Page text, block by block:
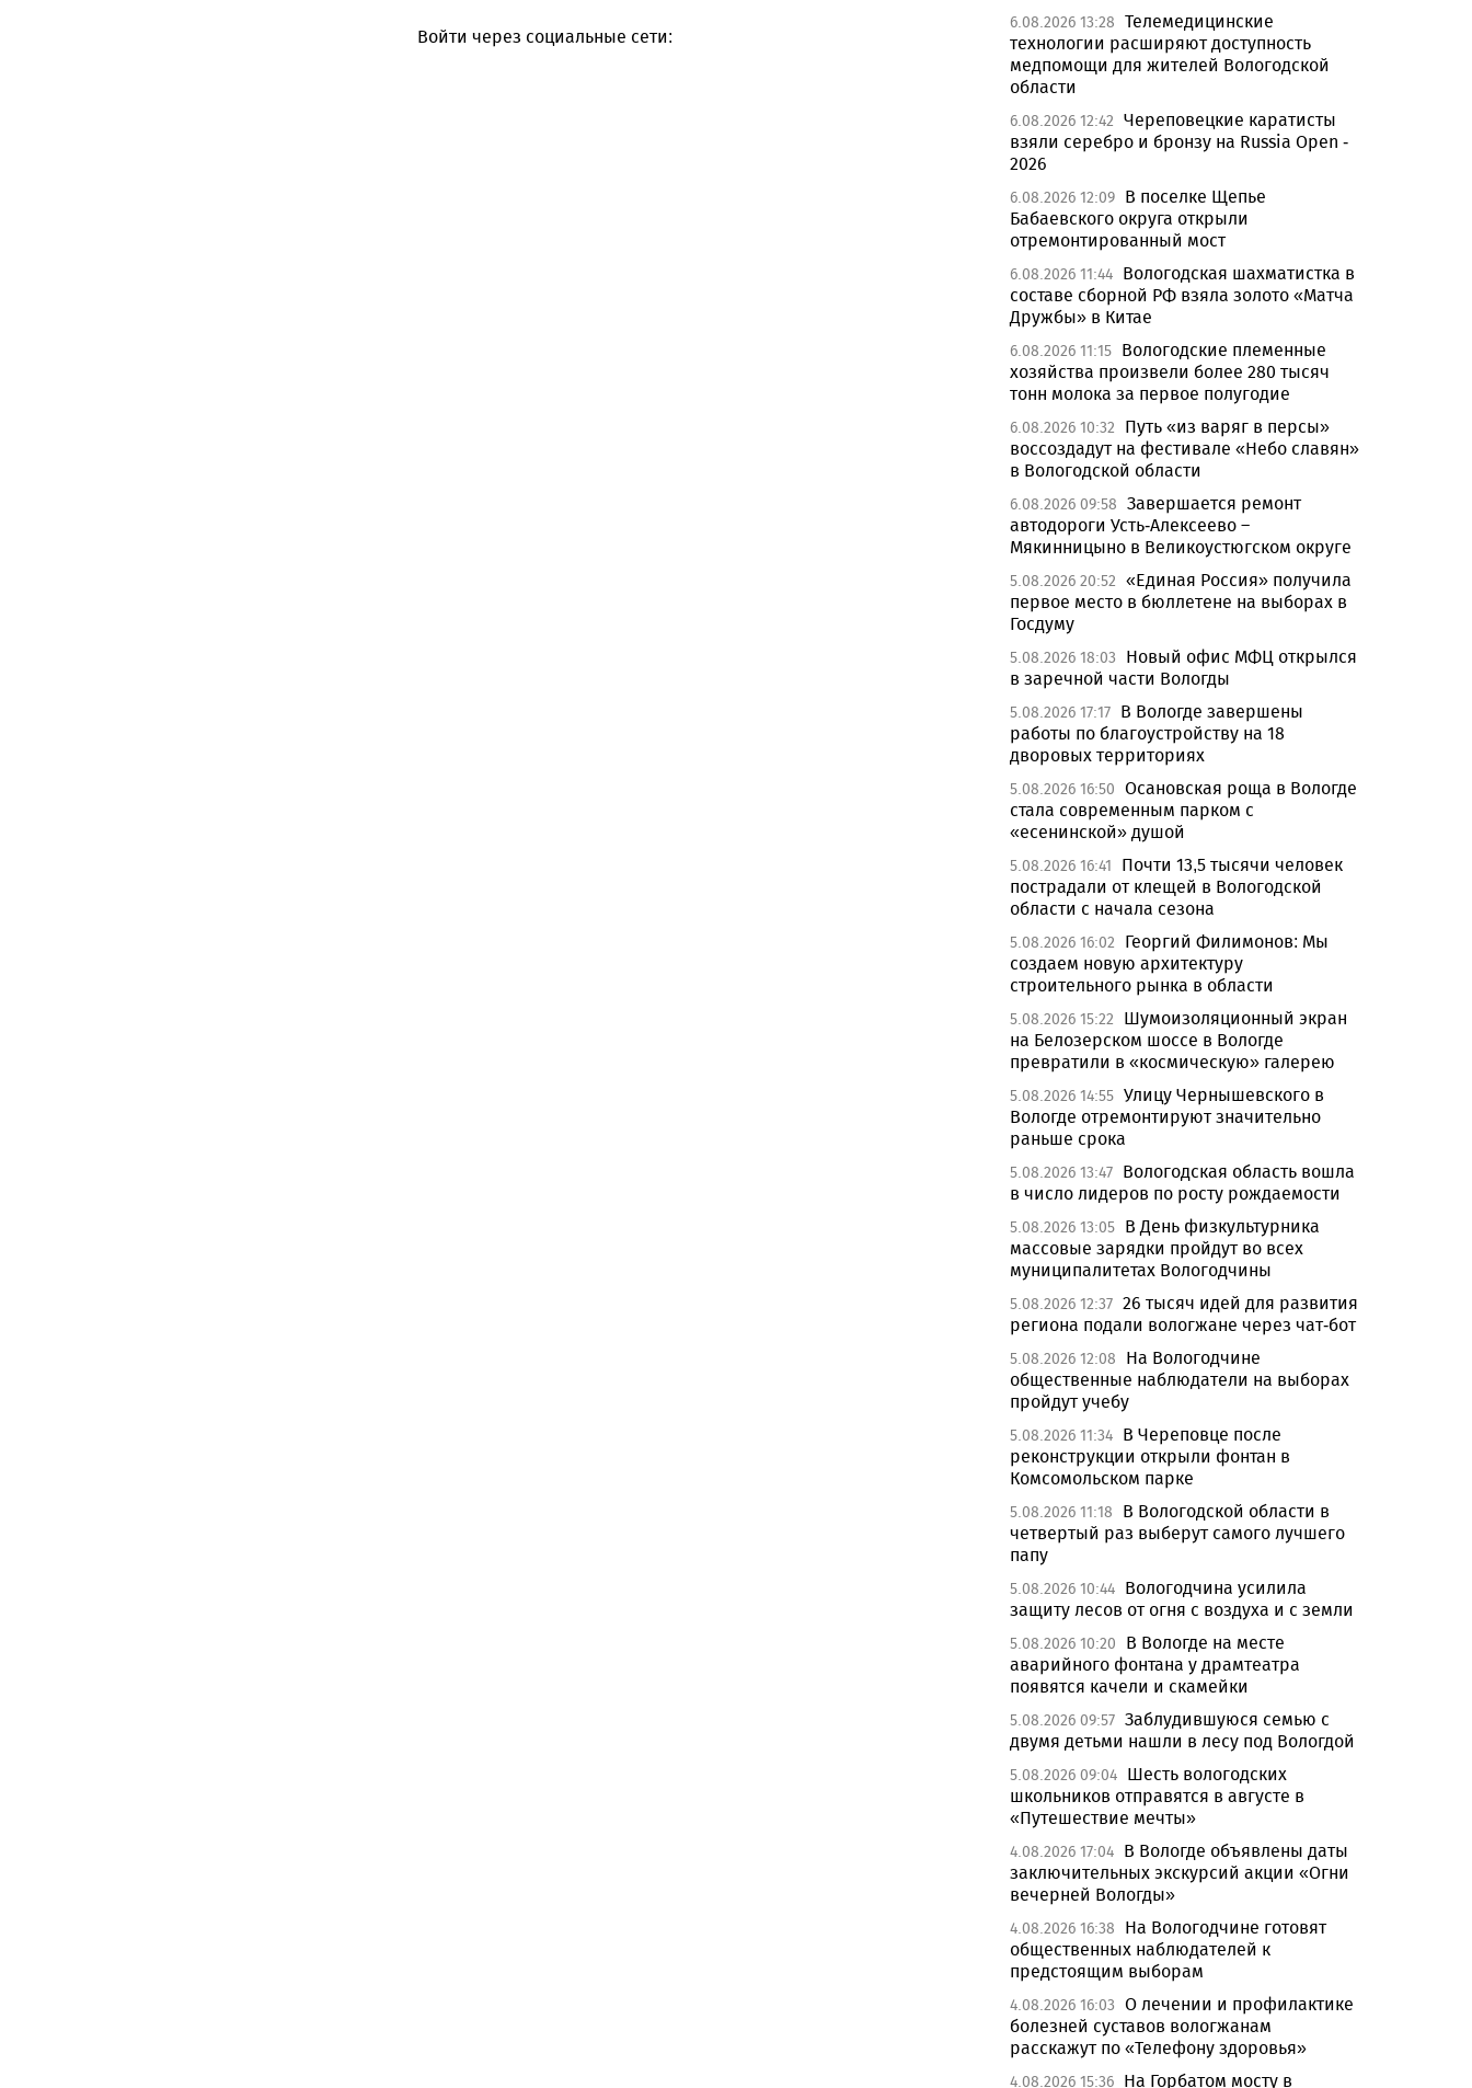
Войти через социальные сети:
6.08.2026 13:28 Телемедицинские
технологии расширяют доступность
медпомощи для жителей Вологодской
области
6.08.2026 12:42 Череповецкие каратисты
взяли серебро и бронзу на Russia Open -
2026
6.08.2026 12:09 В поселке Щепье
Бабаевского округа открыли
отремонтированный мост
6.08.2026 11:44 Вологодская шахматистка в
составе сборной РФ взяла золото «Матча
Дружбы» в Китае
6.08.2026 11:15 Вологодские племенные
хозяйства произвели более 280 тысяч
тонн молока за первое полугодие
6.08.2026 10:32
Путь «из варяг в персы»
воссоздадут на фестивале «Небо славян»
в Вологодской области
6.08.2026 09:58 Завершается ремонт
автодороги Усть-Алексеево –
Мякинницыно в Великоустюгском округе
5.08.2026 20:52 «Единая Россия» получила
первое место в бюллетене на выборах в
Госдуму
5.08.2026 18:03
Новый офис МФЦ открылся
в заречной части Вологды
5.08.2026 17:17 В Вологде завершены
работы по благоустройству на 18
дворовых территориях
5.08.2026 16:50 Осановская роща в Вологде
стала современным парком с
«есенинской» душой
5.08.2026 16:41
Почти 13,5 тысячи человек
пострадали от клещей в Вологодской
области с начала сезона
5.08.2026 16:02
Георгий Филимонов: Мы
создаем новую архитектуру
строительного рынка в области
5.08.2026 15:22
Шумоизоляционный экран
на Белозерском шоссе в Вологде
превратили в «космическую» галерею
5.08.2026 14:55 Улицу Чернышевского в
Вологде отремонтируют значительно
раньше срока
5.08.2026 13:47 Вологодская область вошла
в число лидеров по росту рождаемости
5.08.2026 13:05 В День физкультурника
массовые зарядки пройдут во всех
муниципалитетах Вологодчины
5.08.2026 12:37 26 тысяч идей для развития
региона подали вологжане через чат-бот
5.08.2026 12:08
На Вологодчине
общественные наблюдатели на выборах
пройдут учебу
5.08.2026 11:34 В Череповце после
реконструкции открыли фонтан в
Комсомольском парке
5.08.2026 11:18
В Вологодской области в
четвертый раз выберут самого лучшего
папу
5.08.2026 10:44 Вологодчина усилила
защиту лесов от огня с воздуха и с земли
5.08.2026 10:20
В Вологде на месте
аварийного фонтана у драмтеатра
появятся качели и скамейки
5.08.2026 09:57 Заблудившуюся семью с
двумя детьми нашли в лесу под Вологдой
5.08.2026 09:04 Шесть вологодских
школьников отправятся в августе в
«Путешествие мечты»
4.08.2026 17:04 В Вологде объявлены даты
заключительных экскурсий акции «Огни
вечерней Вологды»
4.08.2026 16:38
На Вологодчине готовят
общественных наблюдателей к
предстоящим выборам
4.08.2026 16:03 О лечении и профилактике
болезней суставов вологжанам
расскажут по «Телефону здоровья»
4.08.2026 15:36 На Горбатом мосту в